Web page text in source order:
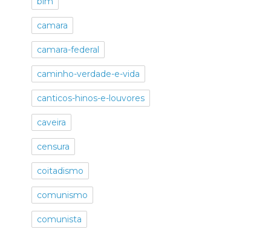
camara
camara-federal
caminho-verdade-e-vida
canticos-hinos-e-louvores
caveira
censura
coitadismo
comunismo
comunista